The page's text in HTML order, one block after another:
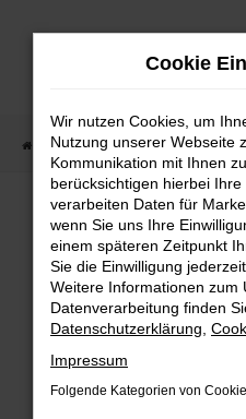
Zum
Startseite Fahrzeugangebote
Fehler:
Beim Laden ist ein
Hier sind ein paar
Cookie
Wir nutzen Cookies, um
Nutzung unserer Webseite
Kommunikation mit Ihnen
berücksichtigen hierbei
verarbeiten Daten für
wenn Sie uns Ihre
einem späteren Zeitpunkt
Sie die Einwilligung
Weitere Informationen zum
Datenverarbeitung finden
Datenschutzerklärung
Impressum
Folgende Kategorien von